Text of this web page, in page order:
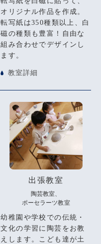
オリジナル作品を作成。
転写紙は350種類以上、白
磁の種類も豊富！自由な
組み合わせでデザインし
ます。
教室詳細
出張教室
陶芸教室、
ポーセラーツ教室
幼稚園や学校での伝統・
文化の学習に陶芸をお教
えします。こども達が土